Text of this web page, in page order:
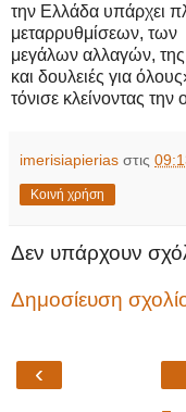
την Ελλάδα υπάρχει
μεταρρυθμίσεων, των
μεγάλων αλλαγών,
και δουλειές για
τόνισε κλείνοντας
imerisiapierias στις
Κοινή χρήση
Δεν υπάρχουν
Δημοσίευση
‹